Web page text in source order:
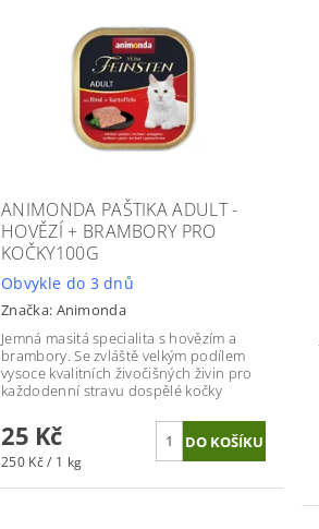
ANIMONDA PAŠTIKA ADULT -
HOVĚZÍ + BRAMBORY PRO
KOČKY100G
Obvykle do 3 dnů
Značka: Animonda
Jemná masitá specialita s hovězím a
brambory. Se zvláště velkým podílem
vysoce kvalitních živočišných živin pro
každodenní stravu dospělé kočky
25 Kč
250 Kč / 1 kg